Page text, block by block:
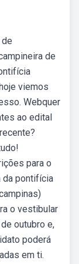
de
viemos
Webquer
ao edital
para o
pontifícia
o vestibular
outubro e,
poderá
em ti.